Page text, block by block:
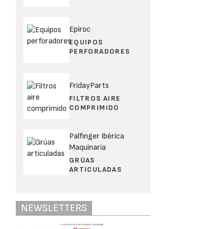
Epiroc
EQUIPOS
PERFORADORES
FridayParts
FILTROS AIRE
COMPRIMIDO
Palfinger Ibérica
Maquinaria
GRÚAS
ARTICULADAS
NEWSLETTERS